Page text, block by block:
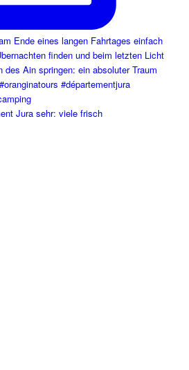
Jura sehr: viele frisch